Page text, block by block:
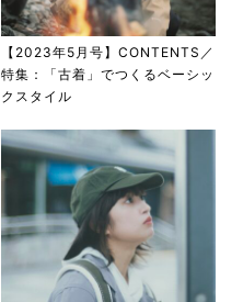
【2023年5月号】CONTENTS／
特集：「古着」でつくるベーシッ
クスタイル